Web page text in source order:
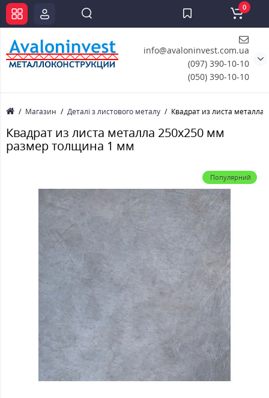
info@avaloninvest.com.ua
(097) 390-10-10
(050) 390-10-10
0
Магазин Деталі з листового металу Квадрат из листа
Квадрат из листа металла 250х250 мм
размер толщина 1 мм
Популярний